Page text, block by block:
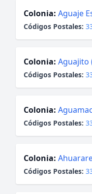
Colonia: Aguaje
Códigos Postales:
Colonia: Aguajito
Códigos Postales:
Colonia:
Códigos Postales:
Colonia:
Códigos Postales: